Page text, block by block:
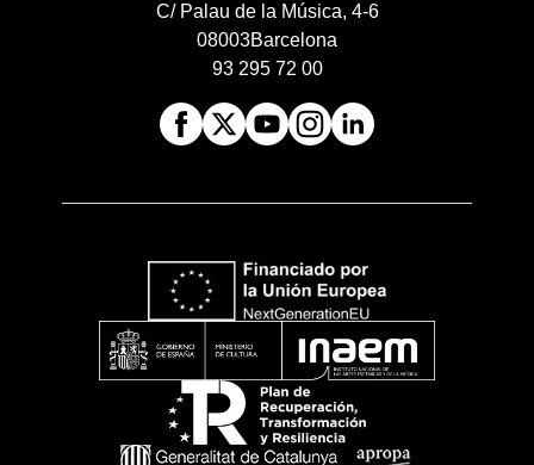
C/ Palau de la Música, 4-6
08003Barcelona
93 295 72 00